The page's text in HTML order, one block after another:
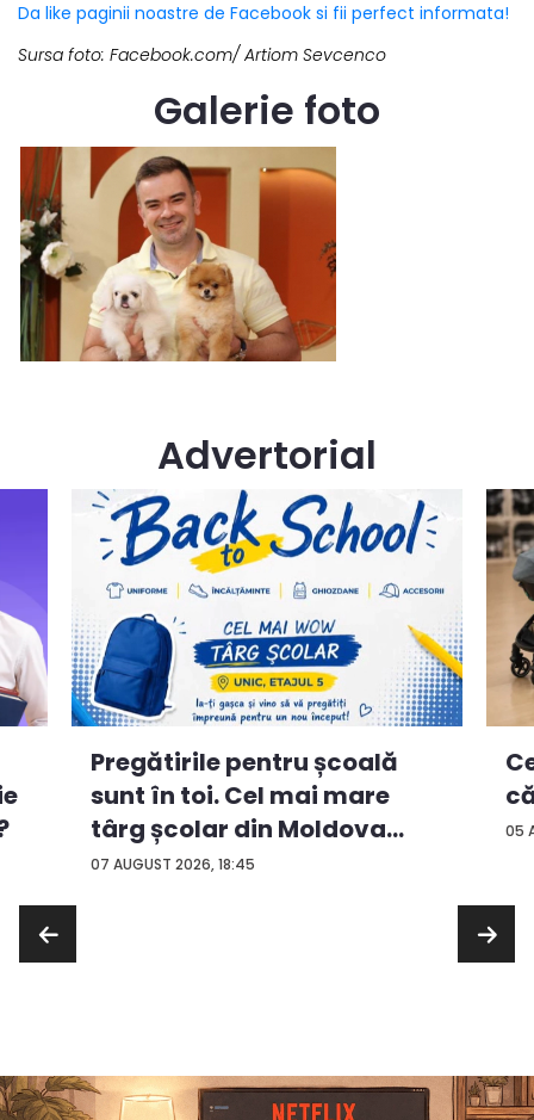
Da like paginii noastre de Facebook si fii perfect informata!
Sursa foto: Facebook.com/ Artiom Sevcenco
Galerie foto
Advertorial
07 AUGUST 2026, 18:45
Pregătirile pentru școală
sunt în toi. Cel mai mare
târg școlar din Moldova
con...
05